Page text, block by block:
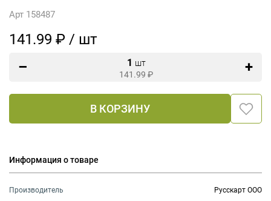
Арт 158487
141.99 ₽ / шт
1 шт
141.99 ₽
В КОРЗИНУ
Информация о товаре
Производитель Русскарт ООО